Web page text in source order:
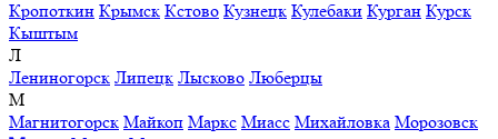
Кропоткин Крымск Кстово Кузнецк Кулебаки Курган Курск
Кыштым
Л
Лениногорск Липецк Лысково Люберцы
М
Магнитогорск Майкоп Маркс Миасс Михайловка Морозовск